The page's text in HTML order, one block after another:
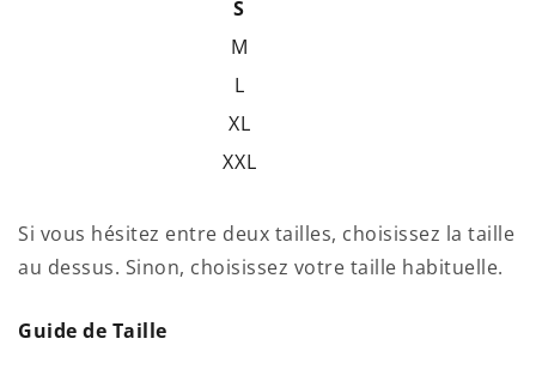
S
M
L
XL
XXL
Si vous hésitez entre deux tailles, choisissez la taille
au dessus. Sinon, choisissez votre taille habituelle.
Guide de Taille